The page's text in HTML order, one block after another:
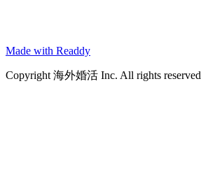
Made with Readdy
Copyright 海外婚活 Inc. All rights reserved